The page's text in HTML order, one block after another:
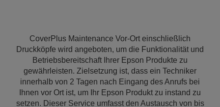
CoverPlus Maintenance Vor-Ort einschließlich
Druckköpfe wird angeboten, um die Funktionalität und
Betriebsbereitschaft Ihrer Epson Produkte zu
gewährleisten. Zielsetzung ist, dass ein Techniker
innerhalb von 2 Tagen nach Eingang des Anrufs bei
Ihnen vor Ort ist, um Ihr Epson Produkt zu instand zu
setzen. Dieser Service umfasst den Austausch von bis